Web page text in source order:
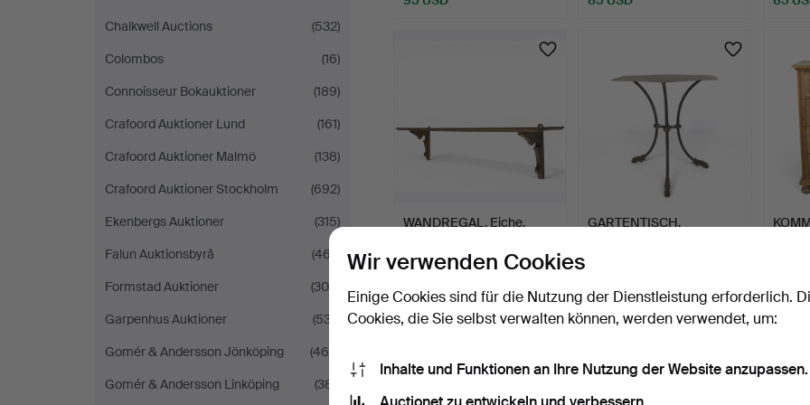
Chalkwell Auctions
(532)
Colombos
(16)
Connoisseur Bokauktioner
(189)
Crafoord Auktioner Lund
(161)
Crafoord Auktioner Malmö
(138)
Crafoord Auktioner Stockholm
(692)
Ekenbergs Auktioner
(315)
Falun Auktionsbyrå
(467)
Formstad Auktioner
(309)
Garpenhus Auktioner
(537)
Gomér & Andersson Jönköping
(469)
Gomér & Andersson Linköping
(381)
WANDREGAL, Eiche,
1 Tag
76 USD
GARTENTISCH,
76 USD 74
Wir verwenden Cookies
Einige Cookies sind für die Nutzung der Dienstleistung erforderlich.
Cookies, die Sie selbst verwalten können, werden verwendet, um:
Inhalte und Funktionen an Ihre Nutzung der Website anzupassen.